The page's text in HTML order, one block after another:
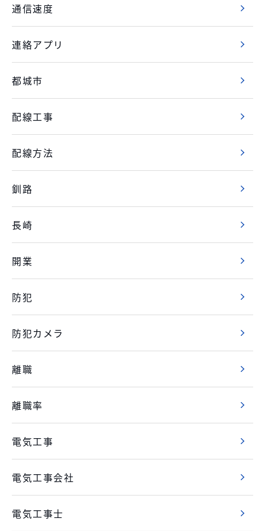
通信速度
連絡アプリ
都城市
配線工事
配線方法
釧路
長崎
開業
防犯
防犯カメラ
離職
離職率
電気工事
電気工事会社
電気工事士